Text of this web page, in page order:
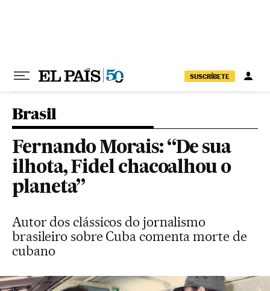
SUSCRÍBETE
Brasil
Fernando Morais: “De sua
ilhota, Fidel chacoalhou o
planeta”
Autor dos clássicos do jornalismo
brasileiro sobre Cuba comenta morte de
cubano